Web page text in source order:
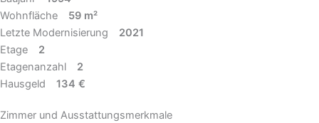
Wohnfläche
59 m²
Letzte Modernisierung
2021
Etage
2
Etagenanzahl
2
Hausgeld
134 €
Zimmer und Ausstattungsmerkmale